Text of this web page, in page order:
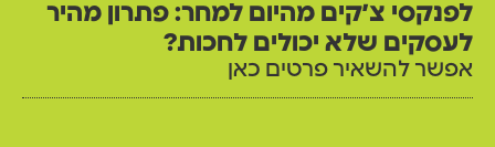
לפנקסי צ׳קים מהיום למחר: פתרון מהיר
לעסקים שלא יכולים לחכות?
אפשר להשאיר פרטים כאן